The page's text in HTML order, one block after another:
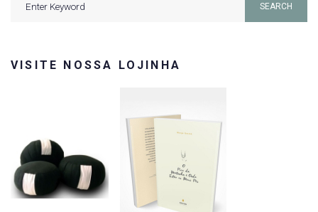
SEARCH
VISITE NOSSA LOJINHA